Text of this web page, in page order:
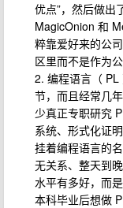
优点”，然后做出
MagicOnion 和
粹靠爱好来的公
区里而不是作为公
2. 编程语言（
节，而且经常几
少真正专职研究
系统、形式化证
挂着编程语言的
无关系、整天到
水平有多好，而
本科毕业后想做